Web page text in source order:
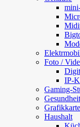
Foto /
IP-
Gaming-
Gesundheit
Haushalt